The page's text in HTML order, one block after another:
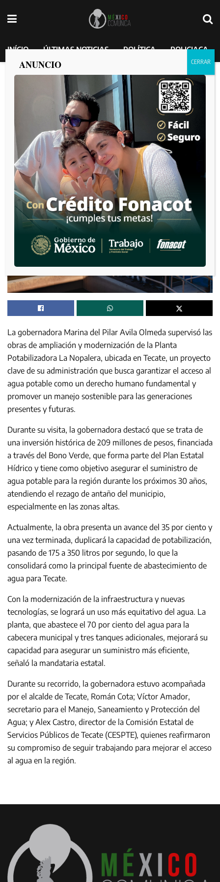
INÍCIO ÚLTIMAS NOTICIAS POLÍTICA POLICIACA
Planta potabilizadora “La Nopalera”
atenderá rezago histórico en el
suministro de agua: gobernadora
Marina del Pilar
porMéxico Comunica 2024-12-26
La gobernadora Marina del Pilar Avila Olmeda supervisó las
obras de ampliación y modernización de la Planta
Potabilizadora La Nopalera, ubicada en Tecate, un proyecto
clave de su administración que busca garantizar el acceso al
agua potable como un derecho humano fundamental y
promover un manejo sostenible para las generaciones
presentes y futuras.
Durante su visita, la gobernadora destacó que se trata de
una inversión histórica de 209 millones de pesos, financiada
a través del Bono Verde, que forma parte del Plan Estatal
Hídrico y tiene como objetivo asegurar el suministro de
agua potable para la región durante los próximos 30 años,
atendiendo el rezago de antaño del municipio,
especialmente en las zonas altas.
Actualmente, la obra presenta un avance del 35 por ciento y
una vez terminada, duplicará la capacidad de potabilización,
pasando de 175 a 350 litros por segundo, lo que la
consolidará como la principal fuente de abastecimiento de
agua para Tecate.
Con la modernización de la infraestructura y nuevas
tecnologías, se logrará un uso más equitativo del agua. La
planta, que abastece el 70 por ciento del agua para la
cabecera municipal y tres tanques adicionales, mejorará su
capacidad para asegurar un suministro más eficiente,
señaló la mandataria estatal.
Durante su recorrido, la gobernadora estuvo acompañada
por el alcalde de Tecate, Román Cota; Víctor Amador,
secretario para el Manejo, Saneamiento y Protección del
Agua; y Alex Castro, director de la Comisión Estatal de
Servicios Públicos de Tecate (CESPTE), quienes reafirmaron
su compromiso de seguir trabajando para mejorar el acceso
al agua en la región.
ANUNCIO